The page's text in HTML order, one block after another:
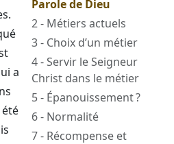
a
été
Parole de Dieu
2 - Métiers actuels
3 - Choix d’un métier
4 - Servir le Seigneur
Christ dans le métier
5 - Épanouissement ?
6 - Normalité
7 - Récompense et